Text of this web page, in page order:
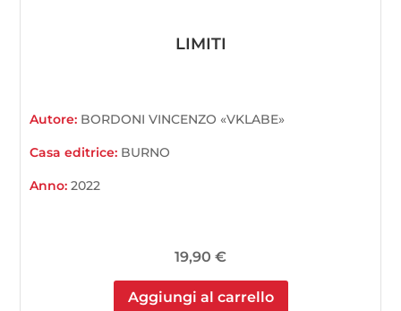
LIMITI
Autore: BORDONI VINCENZO «VKLABE»
Casa editrice: BURNO
Anno:2022
19,90 €
Aggiungi al carrello